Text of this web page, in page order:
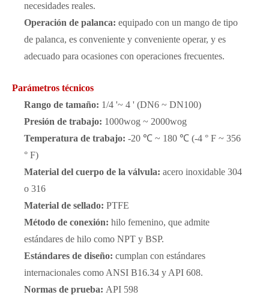
necesidades reales.
Operación de palanca: equipado con un mango de tipo
de palanca, es conveniente y conveniente operar, y es
adecuado para ocasiones con operaciones frecuentes.
Parámetros técnicos
Rango de tamaño: 1/4 '~ 4 ' (DN6 ~ DN100)
Presión de trabajo: 1000wog ~ 2000wog
Temperatura de trabajo: -20 ℃ ~ 180 ℃ (-4 ° F ~ 356
° F)
Material del cuerpo de la válvula: acero inoxidable 304
o 316
Material de sellado: PTFE
Método de conexión: hilo femenino, que admite
estándares de hilo como NPT y BSP.
Estándares de diseño: cumplan con estándares
internacionales como ANSI B16.34 y API 608.
Normas de prueba: API 598